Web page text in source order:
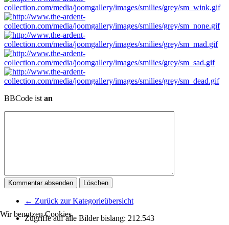
BBCode istan
← Zurück zur Kategorieübersicht
Zugriffe auf alle Bilder bislang: 212.543
Wir benutzen Cookies